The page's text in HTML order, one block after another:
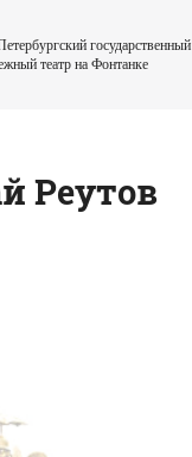
государственный
театр на Фонтанке
Реутов